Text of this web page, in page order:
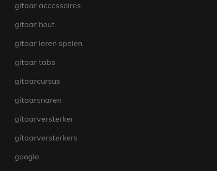
gitaar accessoires
gitaar hout
gitaar leren spelen
gitaar tabs
gitaarcursus
gitaarsnaren
gitaarversterker
gitaarversterkers
google